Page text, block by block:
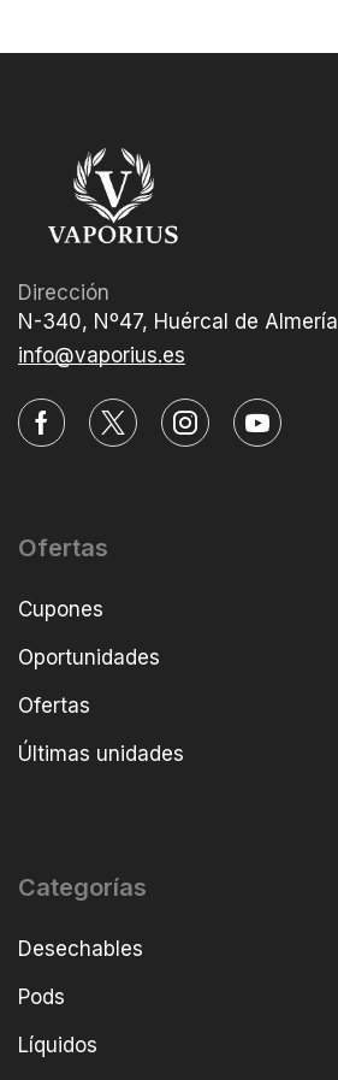
Dirección
N-340, Nº47, Huércal de Almería
info@vaporius.es
Ofertas
Cupones
Oportunidades
Ofertas
Últimas unidades
Categorías
Desechables
Pods
Líquidos